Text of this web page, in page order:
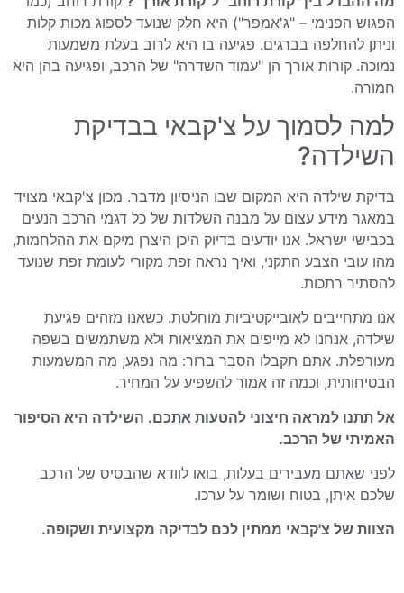
הפגוש הפנימי – "ג'אמפר") היא חלק שנועד לספוג מכות קלות
וניתן להחלפה בברגים. פגיעה בו היא לרוב בעלת משמעות
נמוכה. קורות אורך הן "עמוד השדרה" של הרכב, ופגיעה בהן היא
חמורה.
למה לסמוך על צ'קבאי בבדיקת
השילדה?
בדיקת שילדה היא המקום שבו הניסיון מדבר. מכון צ'קבאי מצויד
במאגר מידע עצום על מבנה השלדות של כל דגמי הרכב הנעים
בכבישי ישראל. אנו יודעים בדיוק היכן היצרן מיקם את ההלחמות,
מהו עובי הצבע התקני, ואיך נראה זפת מקורי לעומת זפת שנועד
להסתיר רתכות.
אנו מתחייבים לאובייקטיביות מוחלטת. כשאנו מזהים פגיעת
שילדה, אנחנו לא מייפים את המציאות ולא משתמשים בשפה
מעורפלת. אתם תקבלו הסבר ברור: מה נפגע, מה המשמעות
הבטיחותית, וכמה זה אמור להשפיע על המחיר.
אל תתנו למראה חיצוני להטעות אתכם. השילדה היא הסיפור
האמיתי של הרכב.
לפני שאתם מעבירים בעלות, בואו לוודא שהבסיס של הרכב
שלכם איתן, בטוח ושומר על ערכו.
הצוות של צ'קבאי ממתין לכם לבדיקה מקצועית ושקופה.